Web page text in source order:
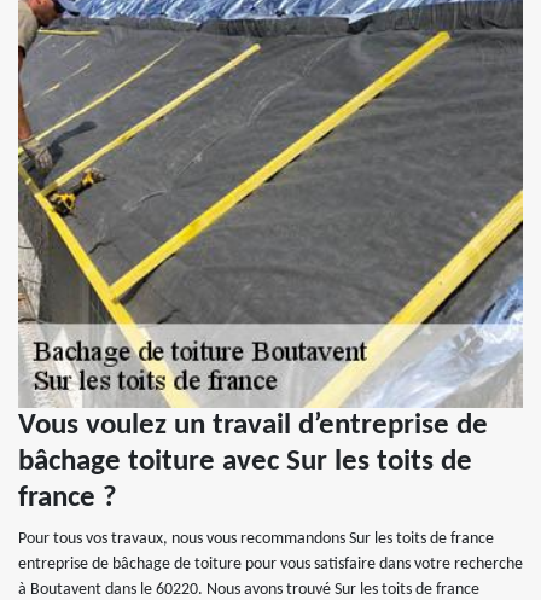
Vous voulez un travail d’entreprise de
bâchage toiture avec Sur les toits de
france ?
Pour tous vos travaux, nous vous recommandons Sur les toits de france
entreprise de bâchage de toiture pour vous satisfaire dans votre recherche
à Boutavent dans le 60220. Nous avons trouvé Sur les toits de france